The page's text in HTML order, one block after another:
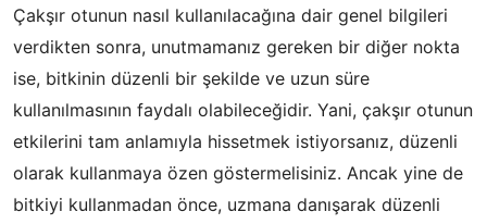
Çakşır otunun nasıl kullanılacağına dair genel bilgileri
verdikten sonra, unutmamanız gereken bir diğer nokta
ise, bitkinin düzenli bir şekilde ve uzun süre
kullanılmasının faydalı olabileceğidir. Yani, çakşır otunun
etkilerini tam anlamıyla hissetmek istiyorsanız, düzenli
olarak kullanmaya özen göstermelisiniz. Ancak yine de
bitkiyi kullanmadan önce, uzmana danışarak düzenli